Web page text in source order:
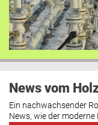
News vom
Ein nachwachsender
News, wie der